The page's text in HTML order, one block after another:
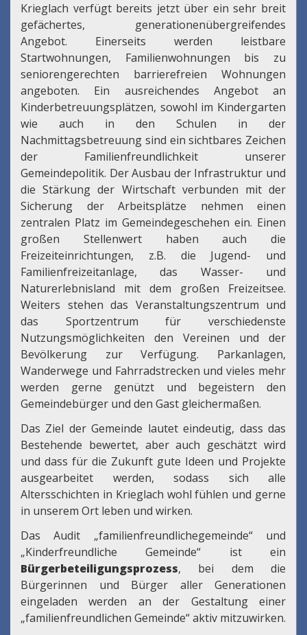
Krieglach verfügt bereits jetzt über ein sehr breit
gefächertes, generationenübergreifendes
Angebot. Einerseits werden leistbare
Startwohnungen, Familienwohnungen bis zu
seniorengerechten barrierefreien Wohnungen
angeboten. Ein ausreichendes Angebot an
Kinderbetreuungsplätzen, sowohl im Kindergarten
wie auch in den Schulen in der
Nachmittagsbetreuung sind ein sichtbares Zeichen
der Familienfreundlichkeit unserer
Gemeindepolitik. Der Ausbau der Infrastruktur und
die Stärkung der Wirtschaft verbunden mit der
Sicherung der Arbeitsplätze nehmen einen
zentralen Platz im Gemeindegeschehen ein. Einen
großen Stellenwert haben auch die
Freizeiteinrichtungen, z.B. die Jugend- und
Familienfreizeitanlage, das Wasser- und
Naturerlebnisland mit dem großen Freizeitsee.
Weiters stehen das Veranstaltungszentrum und
das Sportzentrum für verschiedenste
Nutzungsmöglichkeiten den Vereinen und der
Bevölkerung zur Verfügung. Parkanlagen,
Wanderwege und Fahrradstrecken und vieles mehr
werden gerne genützt und begeistern den
Gemeindebürger und den Gast gleichermaßen.
Das Ziel der Gemeinde lautet eindeutig, dass das
Bestehende bewertet, aber auch geschätzt wird
und dass für die Zukunft gute Ideen und Projekte
ausgearbeitet werden, sodass sich alle
Altersschichten in Krieglach wohl fühlen und gerne
in unserem Ort leben und wirken.
Das Audit „familienfreundlichegemeinde“ und
„Kinderfreundliche Gemeinde“ ist ein
Bürgerbeteiligungsprozess, bei dem die
Bürgerinnen und Bürger aller Generationen
eingeladen werden an der Gestaltung einer
„familienfreundlichen Gemeinde“ aktiv mitzuwirken.